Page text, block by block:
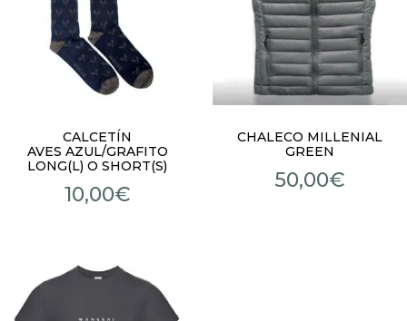
CALCETÍN
AVES AZUL/GRAFITO
LONG(L) O SHORT(S)
10,00€
CHALECO MILLENIAL
GREEN
50,00€